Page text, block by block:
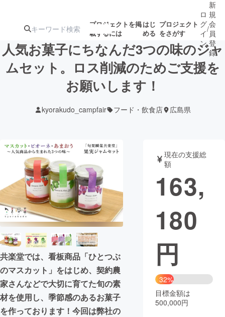
プロジェクトを掲
載するには
はじ
める
プロジェクト
をさがす
注目のリ 注目の新着プロ
ジェクト
募集終了が近いプ
ロジェクト
テクノロジー・ガジェット
映像・映画 書籍・雑誌
ビジネス・起業 チャレンジ
まちづくり・地域活性化
CAMPFIRE for Social Good
CAMPFIRE Creation
CAMPFIREふるさと納税machi-ya コミュニティ
ロ
グ
イ
ン
/
新
規
会
員
登
録
人気お菓子にちなんだ3つの味のジャ
ムセット。ロス削減のためご支援を
お願いします！
kyorakudo_campfair フード・飲食店 広島県
共楽堂では、看板商品「ひとつぶ
のマスカット」をはじめ、契約農
家さんなどで大切に育てた旬の素
材を使用し、季節感のあるお菓子
を作っております！今回は弊社の
現在の支援総
額
163,
180
円
32%
目標金額は
500,000円